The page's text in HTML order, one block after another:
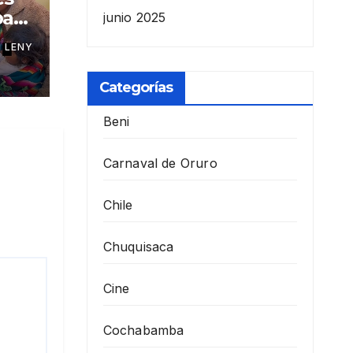
LENY
junio 2025
Categorías
Beni
Carnaval de Oruro
Chile
Chuquisaca
Cine
Cochabamba